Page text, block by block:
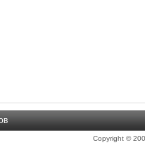
Copyright ©